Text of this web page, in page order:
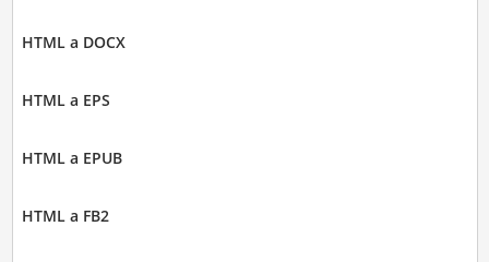
HTML a DOCX
HTML a EPS
HTML a EPUB
HTML a FB2